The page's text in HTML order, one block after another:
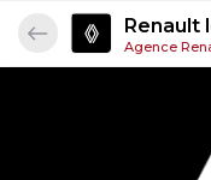
Renault